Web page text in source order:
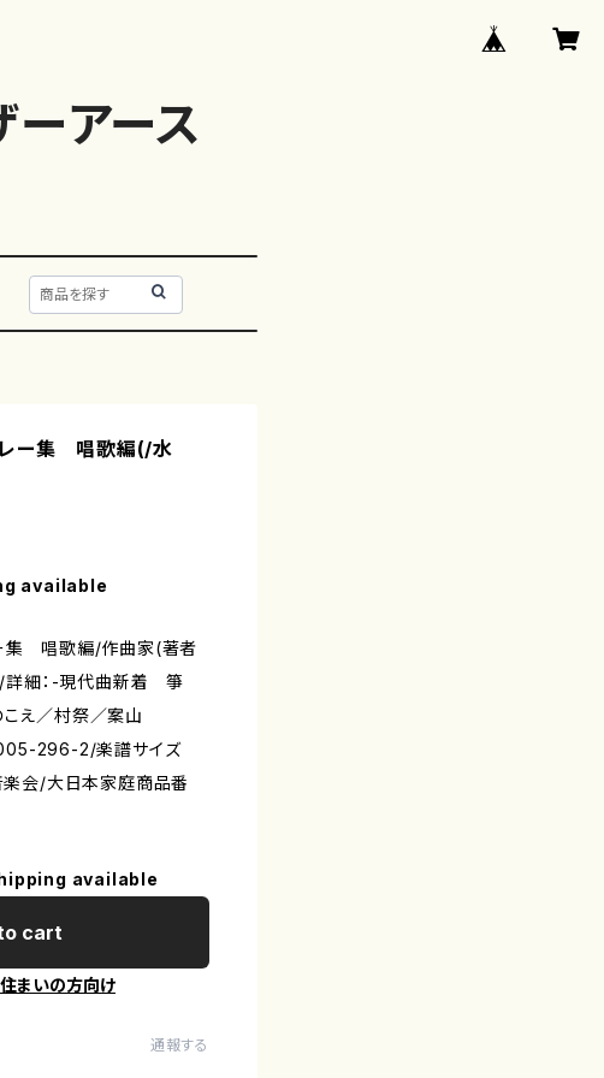
アース
レー集 唱歌編(/水
available
集 唱歌編/作曲家(著者
/詳細：-現代曲新着 箏
え／村祭／案山
296-2/楽譜サイズ
会/大日本家庭商品番
available
cart
まいの方向け
通報する